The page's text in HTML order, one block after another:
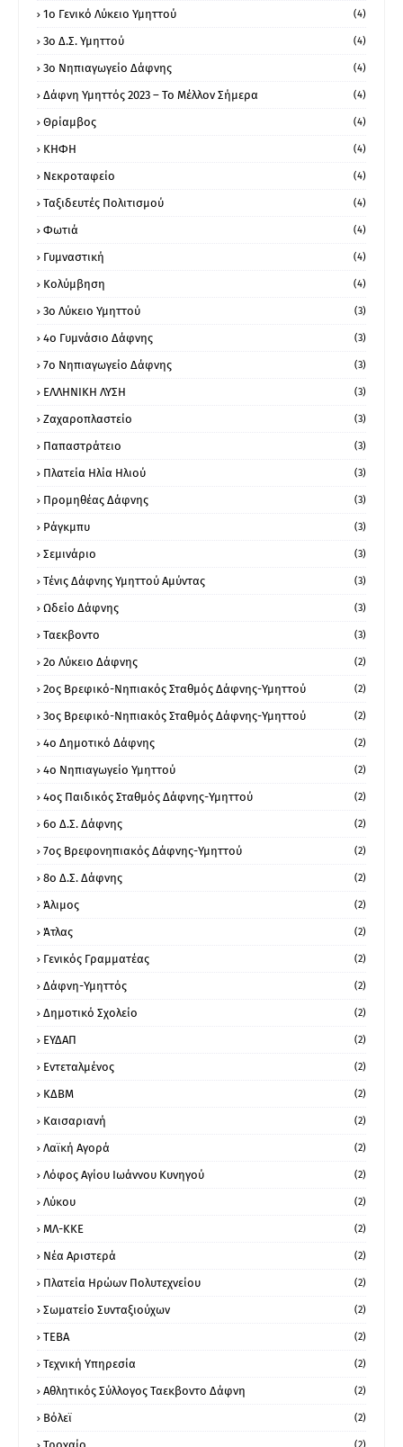
1ο Γενικό Λύκειο Υμηττού (4)
3ο Δ.Σ. Υμηττού (4)
3ο Νηπιαγωγείο Δάφνης (4)
Δάφνη Υμηττός 2023 – Το Μέλλον Σήμερα (4)
Θρίαμβος (4)
ΚΗΦΗ (4)
Νεκροταφείο (4)
Ταξιδευτές Πολιτισμού (4)
Φωτιά (4)
Γυμναστική (4)
Κολύμβηση (4)
3ο Λύκειο Υμηττού (3)
4ο Γυμνάσιο Δάφνης (3)
7ο Νηπιαγωγείο Δάφνης (3)
ΕΛΛΗΝΙΚΗ ΛΥΣΗ (3)
Ζαχαροπλαστείο (3)
Παπαστράτειο (3)
Πλατεία Ηλία Ηλιού (3)
Προμηθέας Δάφνης (3)
Ράγκμπυ (3)
Σεμινάριο (3)
Τένις Δάφνης Υμηττού Αμύντας (3)
Ωδείο Δάφνης (3)
Ταεκβοντο (3)
2ο Λύκειο Δάφνης (2)
2ος Βρεφικό-Νηπιακός Σταθμός Δάφνης-Υμηττού (2)
3ος Βρεφικό-Νηπιακός Σταθμός Δάφνης-Υμηττού (2)
4ο Δημοτικό Δάφνης (2)
4ο Νηπιαγωγείο Υμηττού (2)
4ος Παιδικός Σταθμός Δάφνης-Υμηττού (2)
6ο Δ.Σ. Δάφνης (2)
7ος Βρεφονηπιακός Δάφνης-Υμηττού (2)
8ο Δ.Σ. Δάφνης (2)
Άλιμος (2)
Άτλας (2)
Γενικός Γραμματέας (2)
Δάφνη-Υμηττός (2)
Δημοτικό Σχολείο (2)
ΕΥΔΑΠ (2)
Εντεταλμένος (2)
ΚΔΒΜ (2)
Καισαριανή (2)
Λαϊκή Αγορά (2)
Λόφος Αγίου Ιωάννου Κυνηγού (2)
Λύκου (2)
ΜΛ-ΚΚΕ (2)
Νέα Αριστερά (2)
Πλατεία Ηρώων Πολυτεχνείου (2)
Σωματείο Συνταξιούχων (2)
ΤΕΒΑ (2)
Τεχνική Υπηρεσία (2)
Αθλητικός Σύλλογος Ταεκβοντο Δάφνη (2)
Βόλεϊ (2)
(2)